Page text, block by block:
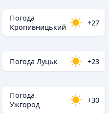
Погода
Кропивницький
+27
Погода Луцьк +23
Погода
Ужгород
+30